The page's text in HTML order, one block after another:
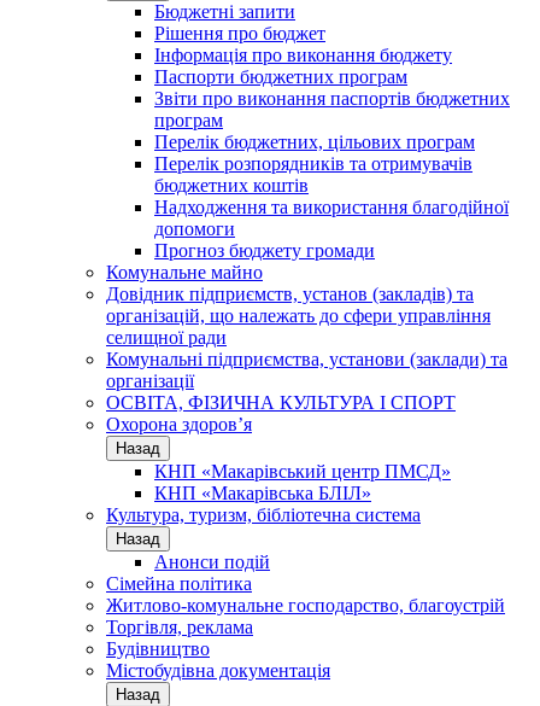
Бюджетні запити
Рішення про бюджет
Інформація про виконання бюджету
Паспорти бюджетних програм
Звіти про виконання паспортів бюджетних
програм
Перелік бюджетних, цільових програм
Перелік розпорядників та отримувачів
бюджетних коштів
Надходження та використання благодійної
допомоги
Прогноз бюджету громади
Комунальне майно
Довідник підприємств, установ (закладів) та
організацій, що належать до сфери управління
селищної ради
Комунальні підприємства, установи (заклади) та
організації
ОСВІТА, ФІЗИЧНА КУЛЬТУРА І СПОРТ
Охорона здоров’я
Назад
КНП «Макарівський центр ПМСД»
КНП «Макарівська БЛІЛ»
Культура, туризм, бібліотечна система
Назад
Анонси подій
Сімейна політика
Житлово-комунальне господарство, благоустрій
Торгівля, реклама
Будівництво
Містобудівна документація
Назад